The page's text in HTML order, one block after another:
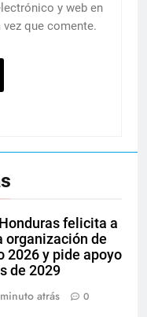
y web en
que comente.
felicita a
organización de
2026 y pide apoyo
de 2029
atrás 0